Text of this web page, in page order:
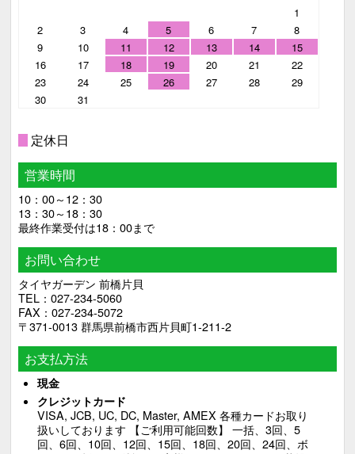
1
2
3 4 5 6 7
8
9
10 11 12 13 14
15
16
17 18 19 20 21
22
23
24 25 26 27 28
29
30
31
□ 定休日
営業時間
10：00～12：30
13：30～18：30
最終作業受付は18：00まで
お問い合わせ
タイヤガーデン 前橋片貝
TEL：027-234-5060
FAX：027-234-5072
〒371-0013 群馬県前橋市西片貝町1-211-2
お支払方法
現金
クレジットカード
VISA, JCB, UC, DC, Master, AMEX 各種カードお取り
扱いしております 【ご利用可能回数】 一括、3回、5
回、6回、10回、12回、15回、18回、20回、24回、ボ